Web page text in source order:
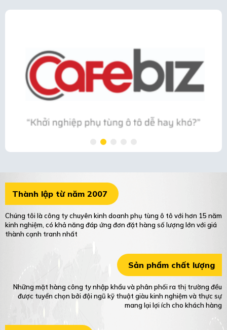
Thành lập từ năm 2007
Chúng tôi là công ty chuyên kinh doanh phụ tùng ô tô với hơn 15 năm
kinh nghiệm, có khả năng đáp ứng đơn đặt hàng số lượng lớn với giá
thành cạnh tranh nhất
Sản phẩm chất lượng
Những mặt hàng công ty nhập khẩu và phân phối ra thị trường đều
được tuyển chọn bởi đội ngũ kỹ thuật giàu kinh nghiệm và thực sự
mang lại lợi ích cho khách hàng